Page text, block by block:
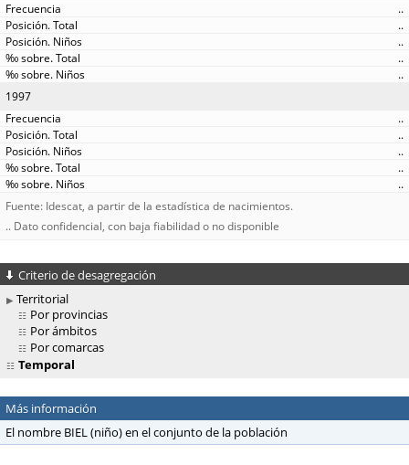
..
..
..
..
..
1997
..
..
..
..
..
Fuente: Idescat, a partir de la estadística de nacimientos.
.. Dato confidencial, con baja fiabilidad o no disponible
Criterio de desagregación
Territorial
Por provincias
Por ámbitos
Por comarcas
Temporal
Más información
El nombre BIEL (niño) en el conjunto de la población